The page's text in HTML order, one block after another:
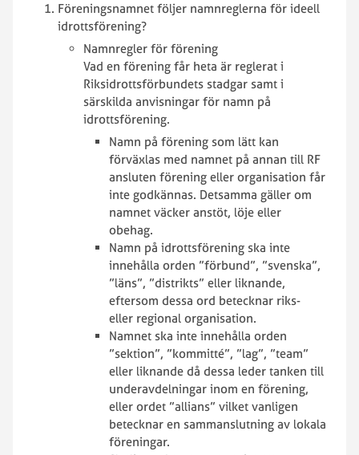
Föreningsnamnet följer namnreglerna för ideell
idrottsförening?
Namnregler för förening
Vad en förening får heta är reglerat i
Riksidrottsförbundets stadgar samt i
särskilda anvisningar för namn på
idrottsförening.
Namn på förening som lätt kan
förväxlas med namnet på annan till RF
ansluten förening eller organisation får
inte godkännas. Detsamma gäller om
namnet väcker anstöt, löje eller
obehag.
Namn på idrottsförening ska inte
innehålla orden ”förbund”, ”svenska”,
”läns”, ”distrikts” eller liknande,
eftersom dessa ord betecknar riks-
eller regional organisation.
Namnet ska inte innehålla orden
”sektion”, ”kommitté”, ”lag”, ”team”
eller liknande då dessa leder tanken till
underavdelningar inom en förening,
eller ordet ”allians” vilket vanligen
betecknar en sammanslutning av lokala
föreningar.